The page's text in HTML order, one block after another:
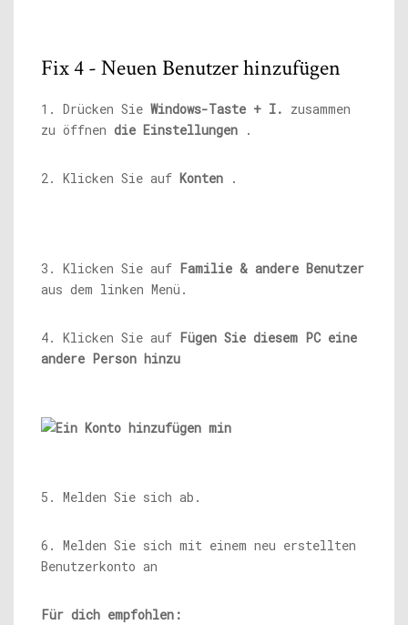
Fix 4 - Neuen Benutzer hinzufügen
1. Drücken Sie Windows-Taste + I. zusammen
zu öffnen die Einstellungen .
2. Klicken Sie auf Konten .
3. Klicken Sie auf Familie & andere Benutzer
aus dem linken Menü.
4. Klicken Sie auf Fügen Sie diesem PC eine
andere Person hinzu
5. Melden Sie sich ab.
6. Melden Sie sich mit einem neu erstellten
Benutzerkonto an
Für dich empfohlen: